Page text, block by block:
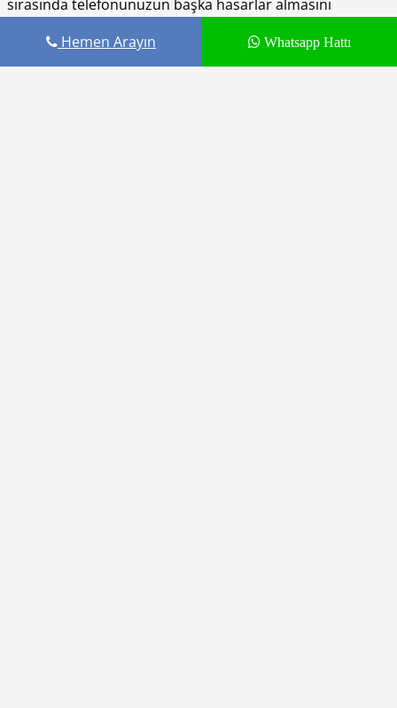
sırasında telefonunuzun başka hasarlar almasını
yapılmasını sağlıyor. Değişim sırasında kullanılan
Hemen Arayın Whatsapp Hattı